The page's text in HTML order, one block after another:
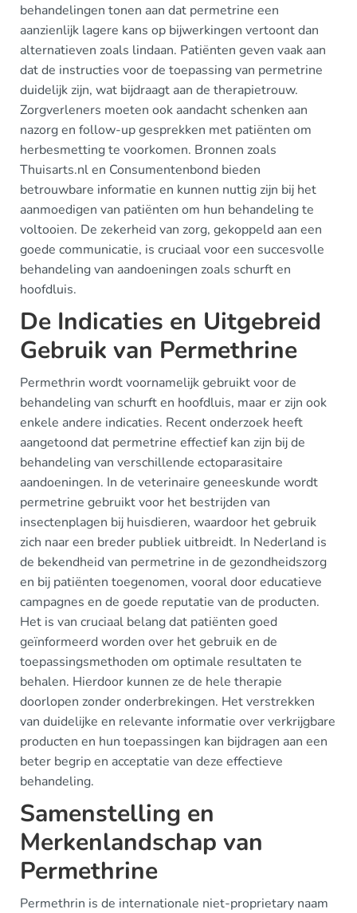
behandelingen tonen aan dat permetrine een
aanzienlijk lagere kans op bijwerkingen vertoont dan
alternatieven zoals lindaan. Patiënten geven vaak aan
dat de instructies voor de toepassing van permetrine
duidelijk zijn, wat bijdraagt aan de therapietrouw.
Zorgverleners moeten ook aandacht schenken aan
nazorg en follow-up gesprekken met patiënten om
herbesmetting te voorkomen. Bronnen zoals
Thuisarts.nl en Consumentenbond bieden
betrouwbare informatie en kunnen nuttig zijn bij het
aanmoedigen van patiënten om hun behandeling te
voltooien. De zekerheid van zorg, gekoppeld aan een
goede communicatie, is cruciaal voor een succesvolle
behandeling van aandoeningen zoals schurft en
hoofdluis.
De Indicaties en Uitgebreid
Gebruik van Permethrine
Permethrin wordt voornamelijk gebruikt voor de
behandeling van schurft en hoofdluis, maar er zijn ook
enkele andere indicaties. Recent onderzoek heeft
aangetoond dat permetrine effectief kan zijn bij de
behandeling van verschillende ectoparasitaire
aandoeningen. In de veterinaire geneeskunde wordt
permetrine gebruikt voor het bestrijden van
insectenplagen bij huisdieren, waardoor het gebruik
zich naar een breder publiek uitbreidt. In Nederland is
de bekendheid van permetrine in de gezondheidszorg
en bij patiënten toegenomen, vooral door educatieve
campagnes en de goede reputatie van de producten.
Het is van cruciaal belang dat patiënten goed
geïnformeerd worden over het gebruik en de
toepassingsmethoden om optimale resultaten te
behalen. Hierdoor kunnen ze de hele therapie
doorlopen zonder onderbrekingen. Het verstrekken
van duidelijke en relevante informatie over verkrijgbare
producten en hun toepassingen kan bijdragen aan een
beter begrip en acceptatie van deze effectieve
behandeling.
Samenstelling en
Merkenlandschap van
Permethrine
Permethrin is de internationale niet-proprietary naam